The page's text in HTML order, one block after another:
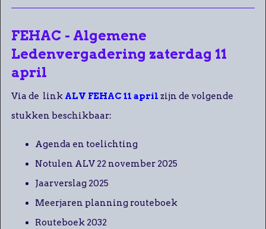
FEHAC - Algemene
Ledenvergadering zaterdag 11
april
Via de link ALV FEHAC 11 april zijn de volgende
stukken beschikbaar:
Agenda en toelichting
Notulen ALV 22 november 2025
Jaarverslag 2025
Meerjaren planning routeboek
Routeboek 2032